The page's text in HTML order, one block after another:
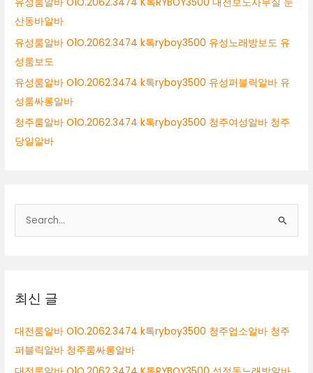
산동바알바
유성룸알바 O1O.2062.3474 k톡ryboy3500 유성노래방보도 유
성룸보도
유성룸알바 O1O.2062.3474 k톡ryboy3500 유성퍼블릭알바 유
성룸싸롱알바
청주룸알바 O1O.2062.3474 k톡ryboy3500 청주여성알바 청주
당일알바
색
최신 글
대전룸알바 O1O.2062.3474 k톡ryboy3500 청주업소알바 청주
퍼블릭알바 청주룸싸롱알바